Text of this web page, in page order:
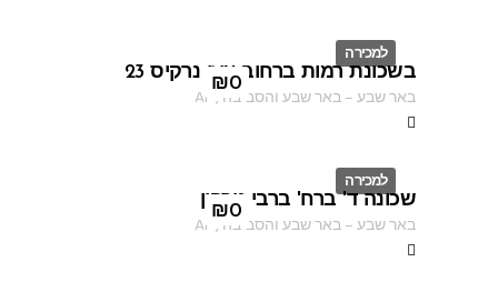
למכירה
ID
₪0
בשכונת רמות ברחוב עוזי נרקיס 23
באר שבע–באר שבע והסביבה ,
AF
למכירה
ID
₪0
שכונה ד' ברח' ברבי טרפון
באר שבע–באר שבע והסביבה ,
AF